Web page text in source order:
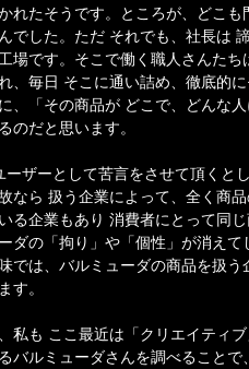
れたそうです。ところが、どこ
でした。ただ それでも、社長は
場です。そこで働く職人さんた
、毎日 そこに通い詰め、徹底的
、「その商品が どこで、どんな
のだと思います。
ーザーとして苦言をさせて頂くと
なら 扱う企業によって、全く商
る企業もあり 消費者にとって同
ダの「拘り」や「個性」が消えて
では、バルミューダの商品を扱
す。
私も ここ最近は「クリエイティ
バルミューダさんを調べることで